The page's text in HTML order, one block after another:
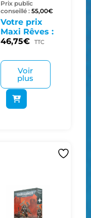
Prix public
conseillé : 55,00€
Votre prix
Maxi Rêves :
46,75€ TTC
Voir
plus